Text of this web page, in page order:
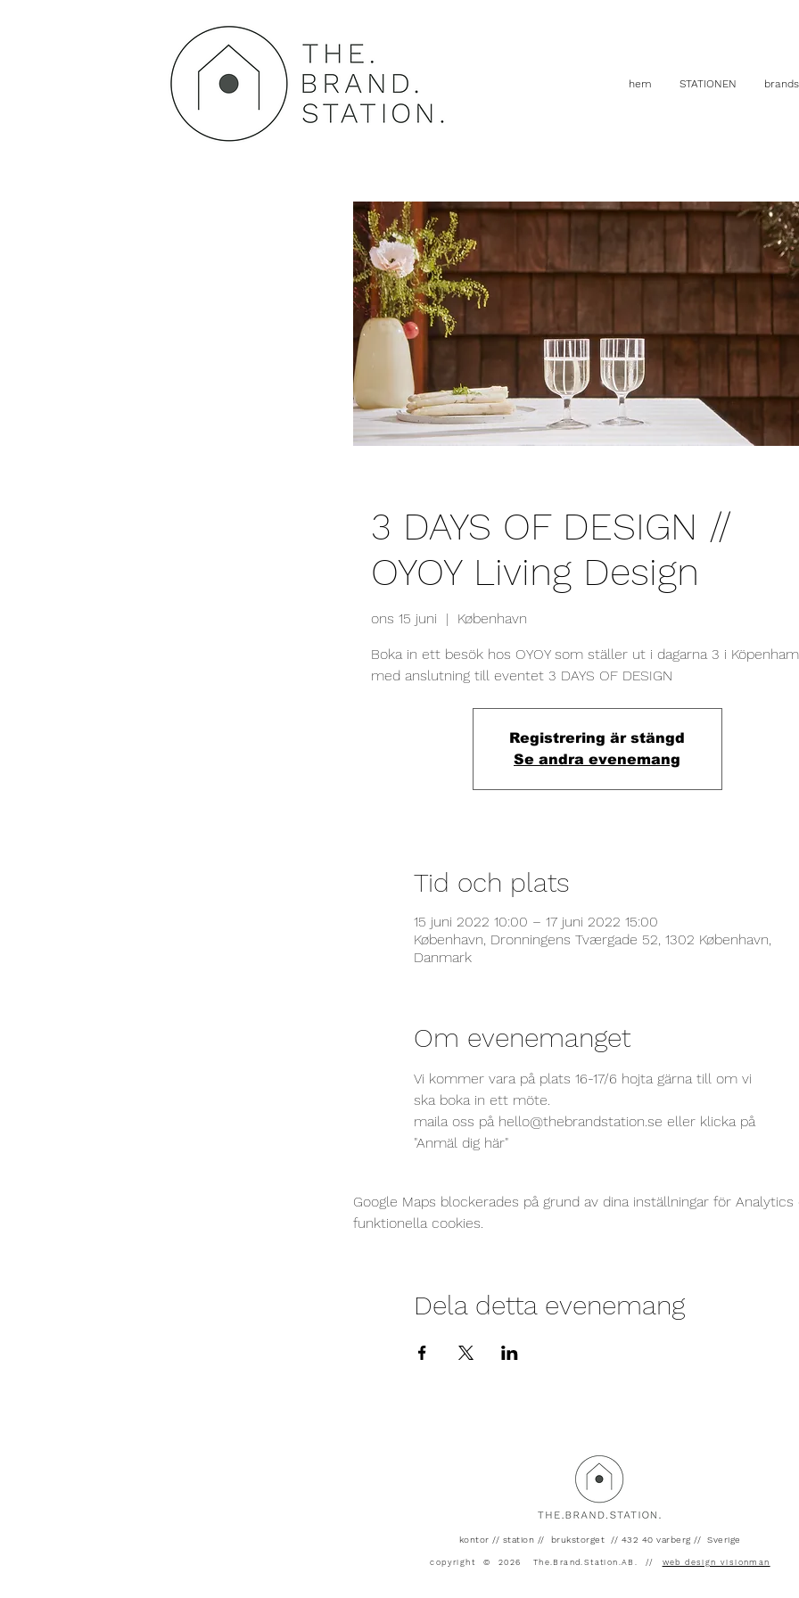
hem STATIONEN brands
3 DAYS OF DESIGN //
OYOY Living Design
ons 15 juni
  |
København
Boka in ett besök hos OYOY som ställer ut i dagarna 3 i
med anslutning till eventet 3 DAYS OF DESIGN
Registrering är stängd
Se andra evenemang
Tid och plats
15 juni 2022 10:00 – 17 juni 2022 15:00
København, Dronningens Tværgade 52, 1302 København,
Danmark
Om evenemanget
Vi kommer vara på plats 16-17/6 hojta gärna till om vi
ska boka in ett möte.
maila oss på hello@thebrandstation.se eller klicka på
"Anmäl dig här"
Google Maps blockerades på grund av dina inställningar för Analytics
funktionella cookies.
Dela detta evenemang
kontor // station // brukstorget // 432 40 varberg // Sverige
copyright © 2026 The.Brand.Station.AB. // web design visionman